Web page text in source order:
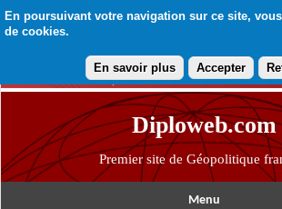
En poursuivant votre navigation sur ce site,
de cookies.
En savoir plus Accepter
Diploweb.com
Premier site de Géopolitique
Menu